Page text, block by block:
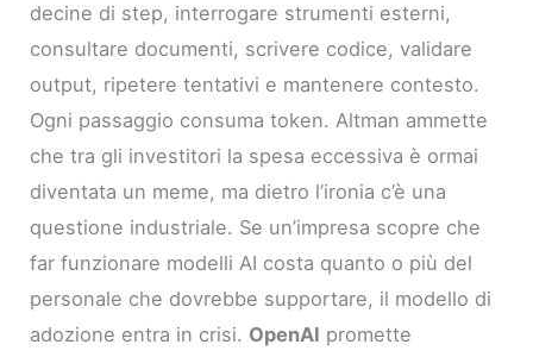
decine di step, interrogare strumenti esterni,
consultare documenti, scrivere codice, validare
output, ripetere tentativi e mantenere contesto.
Ogni passaggio consuma token. Altman ammette
che tra gli investitori la spesa eccessiva è ormai
diventata un meme, ma dietro l’ironia c’è una
questione industriale. Se un’impresa scopre che
far funzionare modelli AI costa quanto o più del
personale che dovrebbe supportare, il modello di
adozione entra in crisi. OpenAI promette